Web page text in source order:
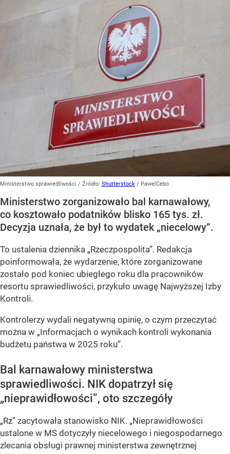
Ministerstwo sprawiedliwości / Źródło: Shutterstock / PawelCebo
Ministerstwo zorganizowało bal karnawałowy,
co kosztowało podatników blisko 165 tys. zł.
Decyzja uznała, że był to wydatek „niecelowy”.
To ustalenia dziennika „Rzeczpospolita”. Redakcja
poinformowała, że wydarzenie, które zorganizowane
zostało pod koniec ubiegłego roku dla pracowników
resortu sprawiedliwości, przykuło uwagę Najwyższej Izby
Kontroli.
Kontrolerzy wydali negatywną opinię, o czym przeczytać
można w „Informacjach o wynikach kontroli wykonania
budżetu państwa w 2025 roku”.
Bal karnawałowy ministerstwa
sprawiedliwości. NIK dopatrzył się
„nieprawidłowości”, oto szczegóły
„Rz” zacytowała stanowisko NIK. „Nieprawidłowości
ustalone w MS dotyczyły niecelowego i niegospodarnego
zlecania obsługi prawnej ministerstwa zewnętrznej